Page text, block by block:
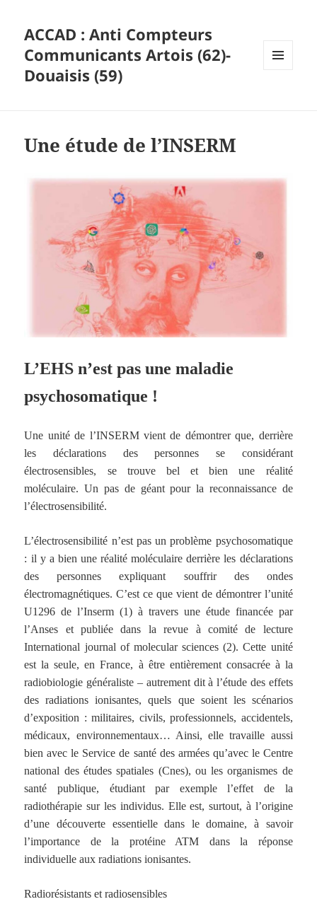
ACCAD : Anti Compteurs
Communicants Artois (62)-
Douaisis (59)
Une étude de l’INSERM
L’EHS n’est pas une maladie
psychosomatique !
Une unité de l’INSERMvient de démontrer que, derrière
les déclarations des personnes se considérant
électrosensibles, se trouve bel et bien une réalité
moléculaire. Un pas de géant pour la reconnaissance de
l’électrosensibilité.
L’électrosensibilité n’est pas un problème psychosomatique
: il y a bien une réalité moléculaire derrière les déclarations
des personnes expliquant souffrir des ondes
électromagnétiques. C’est ce que vient de démontrer l’unité
U1296 de l’Inserm (1) à travers une étude financée par
l’Anses et publiée dans la revue à comité de lecture
International journal of molecular sciences (2). Cette unité
est la seule, en France, à être entièrement consacrée à la
radiobiologie généraliste – autrement dit à l’étude des effets
des radiations ionisantes, quels que soient les scénarios
d’exposition : militaires, civils, professionnels, accidentels,
médicaux, environnementaux… Ainsi, elle travaille aussi
bien avec le Service de santé des armées qu’avec le Centre
national des études spatiales (Cnes), ou les organismes de
santé publique, étudiant par exemple l’effet de la
radiothérapie sur les individus. Elle est, surtout, à l’origine
d’une découverte essentielle dans le domaine, à savoir
l’importance de la protéine ATM dans la réponse
individuelle aux radiations ionisantes.
Radiorésistants et radiosensibles